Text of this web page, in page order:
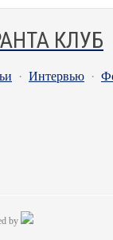
КЛУБ
· Интервью ·
by